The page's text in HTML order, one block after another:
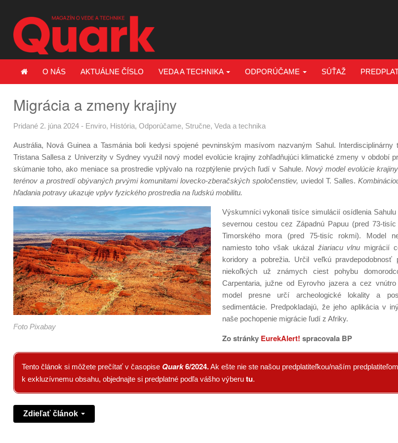
O NÁS AKTUÁLNE ČÍSLO VEDA A TECHNIKA ODPORÚČAME SÚŤAŽ
Migrácia a zmeny krajiny
Pridané 2. júna 2024 - Enviro, História, Odporúčame, Stručne, Veda a technika
Austrália, Nová Guinea a Tasmánia boli kedysi spojené pevninským masívom nazvaným Sahul.
Tristana Sallesa z Univerzity v Sydney využil nový model evolúcie krajiny zohľadňujúci klimatické zmeny v období
skúmanie toho, ako meniace sa prostredie vplývalo na rozptýlenie prvých ľudí v Sahule. Nový model evolúcie
terénov a prostredí obývaných prvými komunitami lovecko-zberačských spoločenstiev, uviedol T. Salles.
hľadania potravy ukazuje vplyv fyzického prostredia na ľudskú mobilitu.
Foto Pixabay
Výskumníci vykonali tisíce simulácií osídlenia
severnou cestou cez Západnú Papuu (pred 73-
Timorského mora (pred 75-tisíc rokmi). Model
namiesto toho však ukázal žiariacu vlnu migrácií
koridory a pobrežia. Určil veľkú
niekoľkých už známych ciest pohybu
Carpentaria, južne od Eyrovho jazera a cez
model presne určí archeologické lokality a
sedimentácie. Predpokladajú, že jeho aplikácia v
naše pochopenie migrácie ľudí z Afriky.
Zo stránky EurekAlert! spracovala BP
Tento článok si môžete prečítať v časopise Quark6/2024.Ak ešte nie ste našou predplatiteľkou/naším
k exkluzívnemu obsahu, objednajte si predplatné podľa vášho výberu tu.
Zdieľať článok